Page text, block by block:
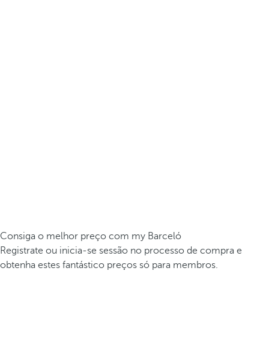
Consiga o melhor preço com my Barceló
Registrate ou inicia-se sessão no processo de compra e
obtenha estes fantástico preços só para membros.